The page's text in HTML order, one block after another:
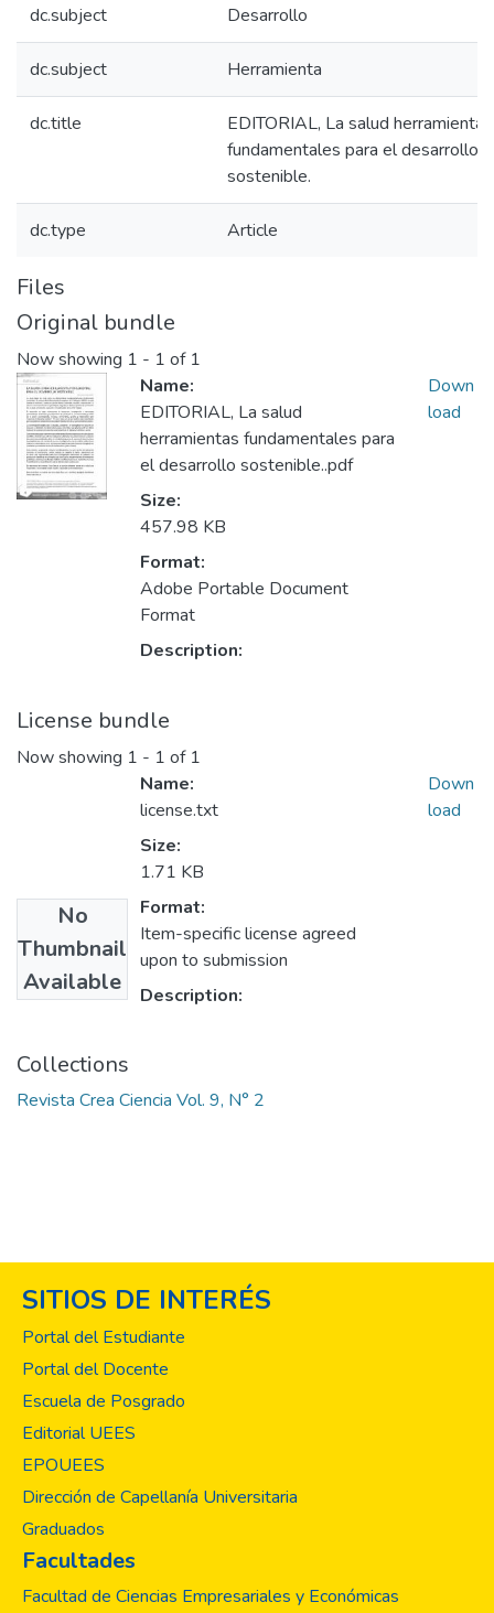
dc.subject Desarrollo
dc.subject Herramienta
dc.title
EDITORIAL, La salud herramientas
fundamentales para el desarrollo
sostenible.
dc.type Article
Files
Original bundle
Now showing 1 - 1 of 1
Name:
EDITORIAL, La salud
herramientas fundamentales para
el desarrollo sostenible..pdf
Size:
457.98 KB
Format:
Adobe Portable Document
Format
Description:
Down
load
License bundle
Now showing 1 - 1 of 1
No
Thumbnail
Available
Name:
license.txt
Size:
1.71 KB
Format:
Item-specific license agreed
upon to submission
Description:
Down
load
Collections
Revista Crea Ciencia Vol. 9, N° 2
SITIOS DE INTERÉS
Portal del Estudiante
Portal del Docente
Escuela de Posgrado
Editorial UEES
EPOUEES
Dirección de Capellanía Universitaria
Graduados
Facultades
Facultad de Ciencias Empresariales y Económicas